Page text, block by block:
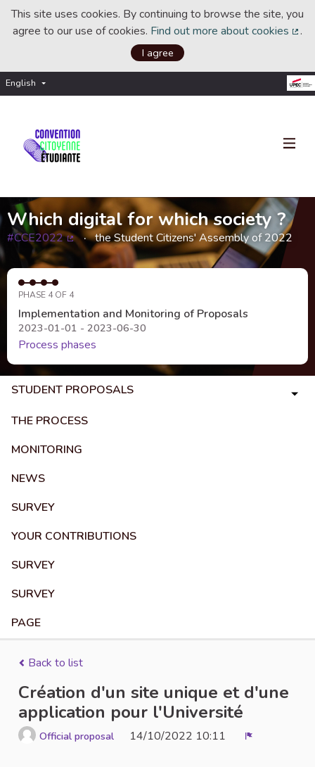
This site uses cookies. By continuing to browse the site, you
agree to our use of cookies. Find out more about cookies .
I agree
English Choisir la langue
Which digital for which society ?
#CCE2022
(External link)
the Student Citizens' Assembly of 2022
PHASE 4 OF 4
Implementation and Monitoring of Proposals
2023-01-01 - 2023-06-30
Process phases
STUDENT PROPOSALS
THE PROCESS
MONITORING
NEWS
SURVEY
YOUR CONTRIBUTIONS
SURVEY
SURVEY
PAGE
Back to list
Création d'un site unique et d'une
application pour l'Université
Official proposal 14/10/2022 10:11